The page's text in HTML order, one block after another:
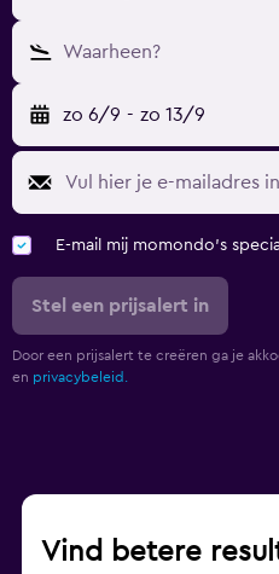
Waarheen?
zo 6/9 - zo 13/9
E-mail mij momondo's
Stel een prijsalert in
Door een prijsalert te creëren ga je
en privacybeleid.
Vind betere